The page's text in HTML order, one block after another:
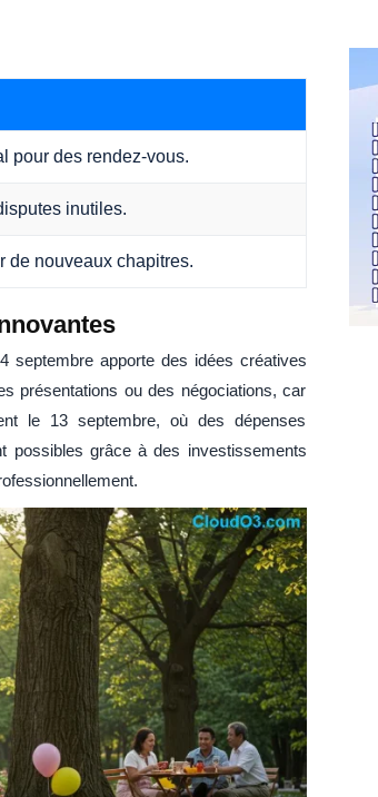
pour des rendez-vous.
inutiles.
de nouveaux chapitres.
septembre apporte des idées créatives
présentations ou des négociations, car
le 13 septembre, où des dépenses
possibles grâce à des investissements